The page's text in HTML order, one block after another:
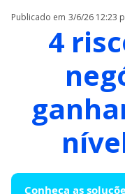
Publicado em 3/6/26 12:23
4
Conheça as